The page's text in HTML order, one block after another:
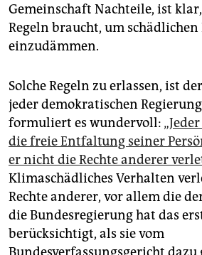
Gemeinschaft Nachteile, ist
Regeln braucht, um schädlichen
einzudämmen.
Solche Regeln zu erlassen, ist
jeder demokratischen
formuliert es wundervoll:
die freie Entfaltung seiner
er nicht die Rechte anderer
Klimaschädliches Verhalten
Rechte anderer, vor allem die
die Bundesregierung hat das
berücksichtigt, als sie vom
Bundesverfassungsgericht dazu